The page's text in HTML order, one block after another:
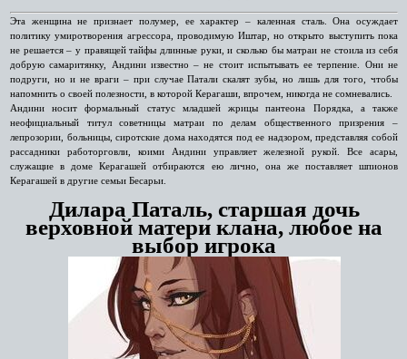
Эта женщина не признает полумер, ее характер – каленная сталь. Она осуждает
политику умиротворения агрессора, проводимую Иштар, но открыто выступить пока
не решается – у правящей тайфы длинные руки, и сколько бы матраи не стоила из себя
добрую самаритянку, Андини известно – не стоит испытывать ее терпение. Они не
подруги, но и не враги – при случае Патали скалят зубы, но лишь для того, чтобы
напомнить о своей полезности, в которой Керагаши, впрочем, никогда не сомневались.
Андини носит формальный статус младшей жрицы пантеона Порядка, а также
неофициальный титул советницы матраи по делам общественного призрения –
лепрозории, больницы, сиротские дома находятся под ее надзором, представляя собой
рассадники работорговли, коими Андини управляет железной рукой. Все асары,
служащие в доме Керагашей отбираются ею лично, она же поставляет шпионов
Керагашей в другие семьи Бесарьи.
Дилара Паталь, старшая дочь
верховной матери клана, любое на
выбор игрока